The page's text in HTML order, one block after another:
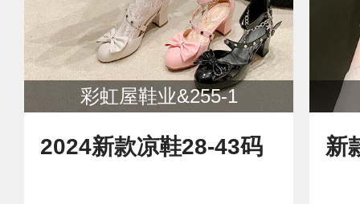
彩虹屋鞋业&255-1
2024新款凉鞋28-43码 新